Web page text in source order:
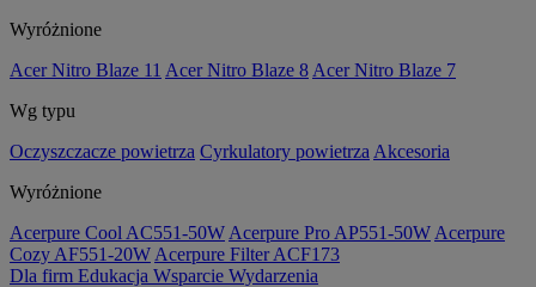
Wyróżnione
Acer Nitro Blaze 11 Acer Nitro Blaze 8 Acer Nitro Blaze 7
Wg typu
Oczyszczacze powietrza Cyrkulatory powietrza Akcesoria
Wyróżnione
Acerpure Cool AC551-50W Acerpure Pro AP551-50W Acerpure
Cozy AF551-20W Acerpure Filter ACF173
Dla firm Edukacja Wsparcie Wydarzenia